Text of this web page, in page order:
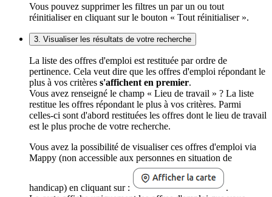
Vous pouvez supprimer les filtres un par un ou tout
réinitialiser en cliquant sur le bouton « Tout réinitialiser ».
3. Visualiser les résultats de votre recherche
La liste des offres d'emploi est restituée par ordre de
pertinence. Cela veut dire que les offres d'emploi répondant le
plus à vos critères s'affichent en premier.
Vous avez renseigné le champ « Lieu de travail » ? La liste
restitue les offres répondant le plus à vos critères. Parmi
celles-ci sont d'abord restituées les offres dont le lieu de travail
est le plus proche de votre recherche.
Vous avez la possibilité de visualiser ces offres d'emploi via
Mappy (non accessible aux personnes en situation de
handicap) en cliquant sur :
.